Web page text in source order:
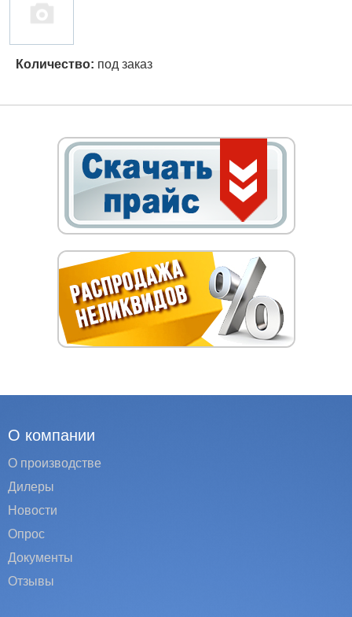
Количество: под заказ
О компании
О производстве
Дилеры
Новости
Опрос
Документы
Отзывы